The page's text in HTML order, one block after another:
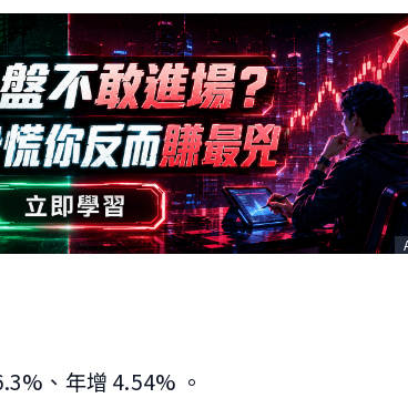
、年增 4.54% 。